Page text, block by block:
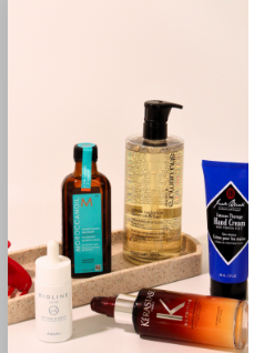
Soins du visage
Maquillage
Bain et Corps
Bijoux